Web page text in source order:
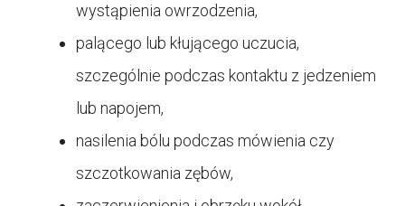
wystąpienia owrzodzenia,
palącego lub kłującego uczucia,
szczególnie podczas kontaktu z jedzeniem
lub napojem,
nasilenia bólu podczas mówienia czy
szczotkowania zębów,